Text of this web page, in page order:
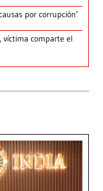
por corrupción’
víctima comparte el